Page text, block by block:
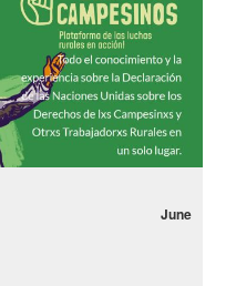
June